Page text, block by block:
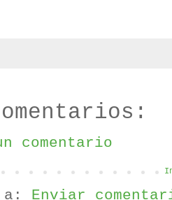
comentario
a: Enviar